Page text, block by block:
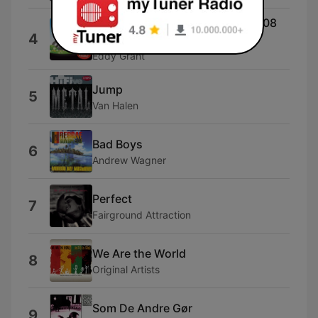
4
Gimme Hope Jo'Anna (Edit) [2008
Remaster]
Eddy Grant
5 Jump
Van Halen
6 Bad Boys
Andrew Wagner
7 Perfect
Fairground Attraction
8 We Are the World
Original Artists
Som De Andre Gør